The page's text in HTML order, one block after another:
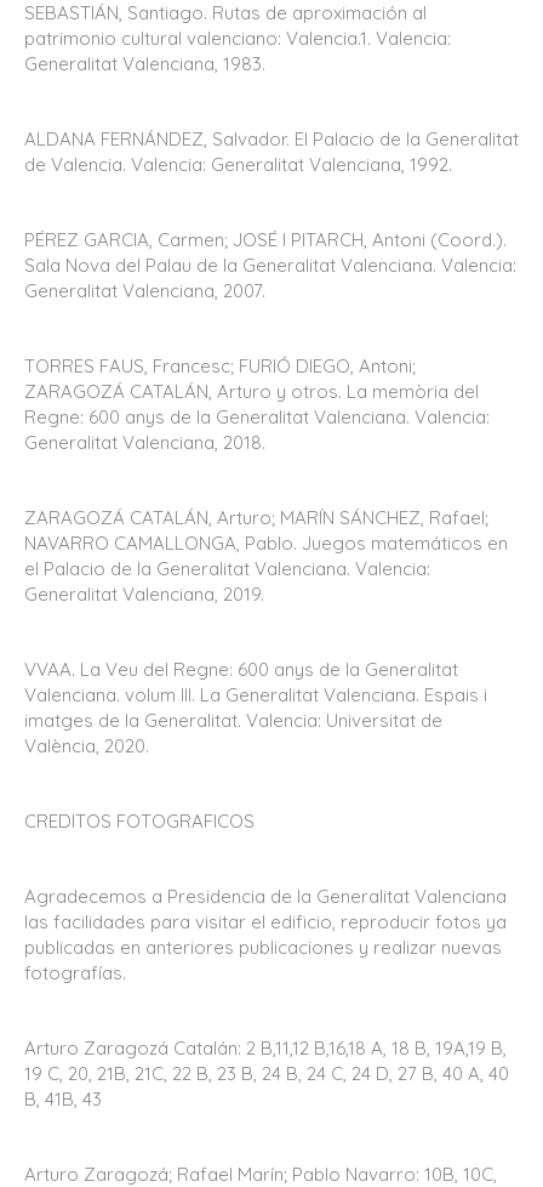
SEBASTIÁN, Santiago. Rutas de aproximación al
patrimonio cultural valenciano: Valencia.1. Valencia:
Generalitat Valenciana, 1983.
ALDANA FERNÁNDEZ, Salvador. El Palacio de la Generalitat
de Valencia. Valencia: Generalitat Valenciana, 1992.
PÉREZ GARCIA, Carmen; JOSÉ I PITARCH, Antoni (Coord.).
Sala Nova del Palau de la Generalitat Valenciana. Valencia:
Generalitat Valenciana, 2007.
TORRES FAUS, Francesc; FURIÓ DIEGO, Antoni;
ZARAGOZÁ CATALÁN, Arturo y otros. La memòria del
Regne: 600 anys de la Generalitat Valenciana. Valencia:
Generalitat Valenciana, 2018.
ZARAGOZÁ CATALÁN, Arturo; MARÍN SÁNCHEZ, Rafael;
NAVARRO CAMALLONGA, Pablo. Juegos matemáticos en
el Palacio de la Generalitat Valenciana. Valencia:
Generalitat Valenciana, 2019.
VVAA. La Veu del Regne: 600 anys de la Generalitat
Valenciana. volum III. La Generalitat Valenciana. Espais i
imatges de la Generalitat. Valencia: Universitat de
València, 2020.
CREDITOS FOTOGRAFICOS
Agradecemos a Presidencia de la Generalitat Valenciana
las facilidades para visitar el edificio, reproducir fotos ya
publicadas en anteriores publicaciones y realizar nuevas
fotografías.
Arturo Zaragozá Catalán: 2 B,11,12 B,16,18 A, 18 B, 19A,19 B,
19 C, 20, 21B, 21C, 22 B, 23 B, 24 B, 24 C, 24 D, 27 B, 40 A, 40
B, 41B, 43
Arturo Zaragozá; Rafael Marín; Pablo Navarro: 10B, 10C,